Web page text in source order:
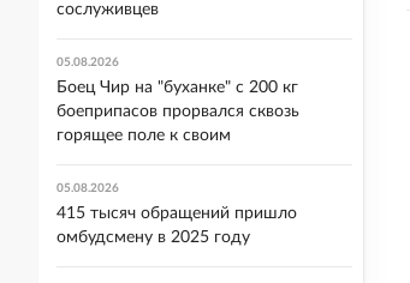
сослуживцев
05.08.2026
Боец Чир на "буханке" с 200 кг
боеприпасов прорвался сквозь
горящее поле к своим
05.08.2026
415 тысяч обращений пришло
омбудсмену в 2025 году